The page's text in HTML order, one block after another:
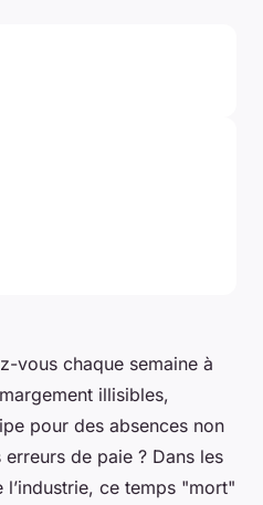
vous chaque semaine à
illisibles,
pour des absences non
de paie ? Dans les
l’industrie, ce temps "mort"